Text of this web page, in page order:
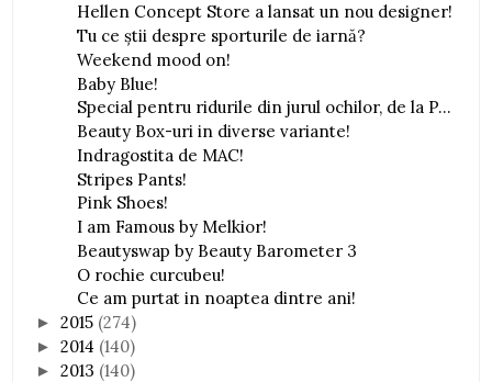
Hellen Concept Store a lansat un nou designer!
Tu ce ştii despre sporturile de iarnă?
Weekend mood on!
Baby Blue!
Special pentru ridurile din jurul ochilor, de la P...
Beauty Box-uri in diverse variante!
Indragostita de MAC!
Stripes Pants!
Pink Shoes!
I am Famous by Melkior!
Beautyswap by Beauty Barometer 3
O rochie curcubeu!
Ce am purtat in noaptea dintre ani!
►2015 (274)
►2014 (140)
►2013 (140)